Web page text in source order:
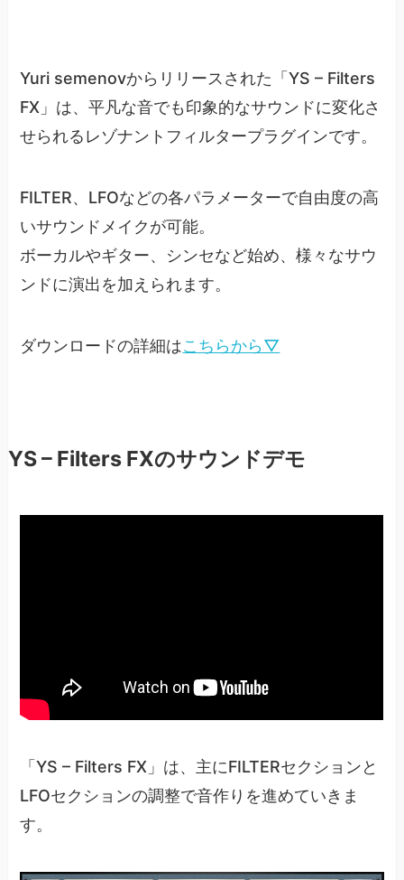
Yuri semenovからリリースされた「YS – Filters
FX」は、平凡な音でも印象的なサウンドに変化さ
せられるレゾナントフィルタープラグインです。
FILTER、LFOなどの各パラメーターで自由度の高
いサウンドメイクが可能。
ボーカルやギター、シンセなど始め、様々なサウ
ンドに演出を加えられます。
ダウンロードの詳細はこちらから▽
YS – Filters FXのサウンドデモ
「YS – Filters FX」は、主にFILTERセクションと
LFOセクションの調整で音作りを進めていきま
す。